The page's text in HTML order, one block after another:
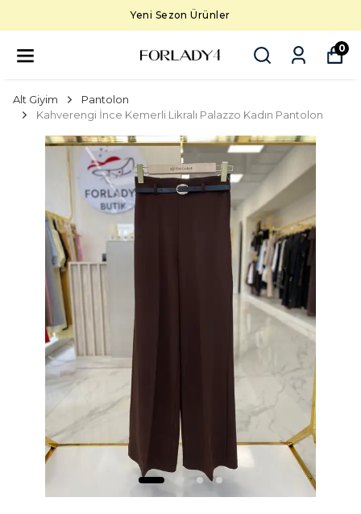
Yeni Sezon Ürünler
0
Alt Giyim
Pantolon
Kahverengi İnce Kemerli Likralı Palazzo Kadın Pantolon